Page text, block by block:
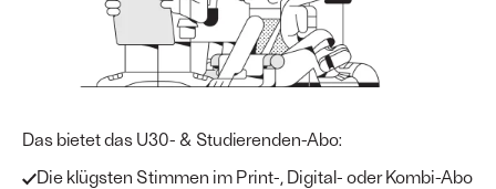
Das bietet das U30- & Studierenden-Abo:
Die klügsten Stimmen im Print-, Digital- oder Kombi-Abo